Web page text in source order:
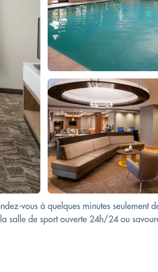
vous à quelques minutes seulement
salle de sport ouverte 24h/24 ou